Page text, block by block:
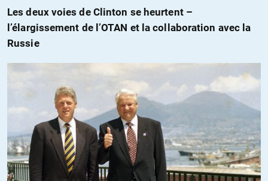
CONTACTER
FAIRE UN
Les deux voies de Clinton se heurtent –
l’élargissement de l’OTAN et la collaboration avec la
Russie